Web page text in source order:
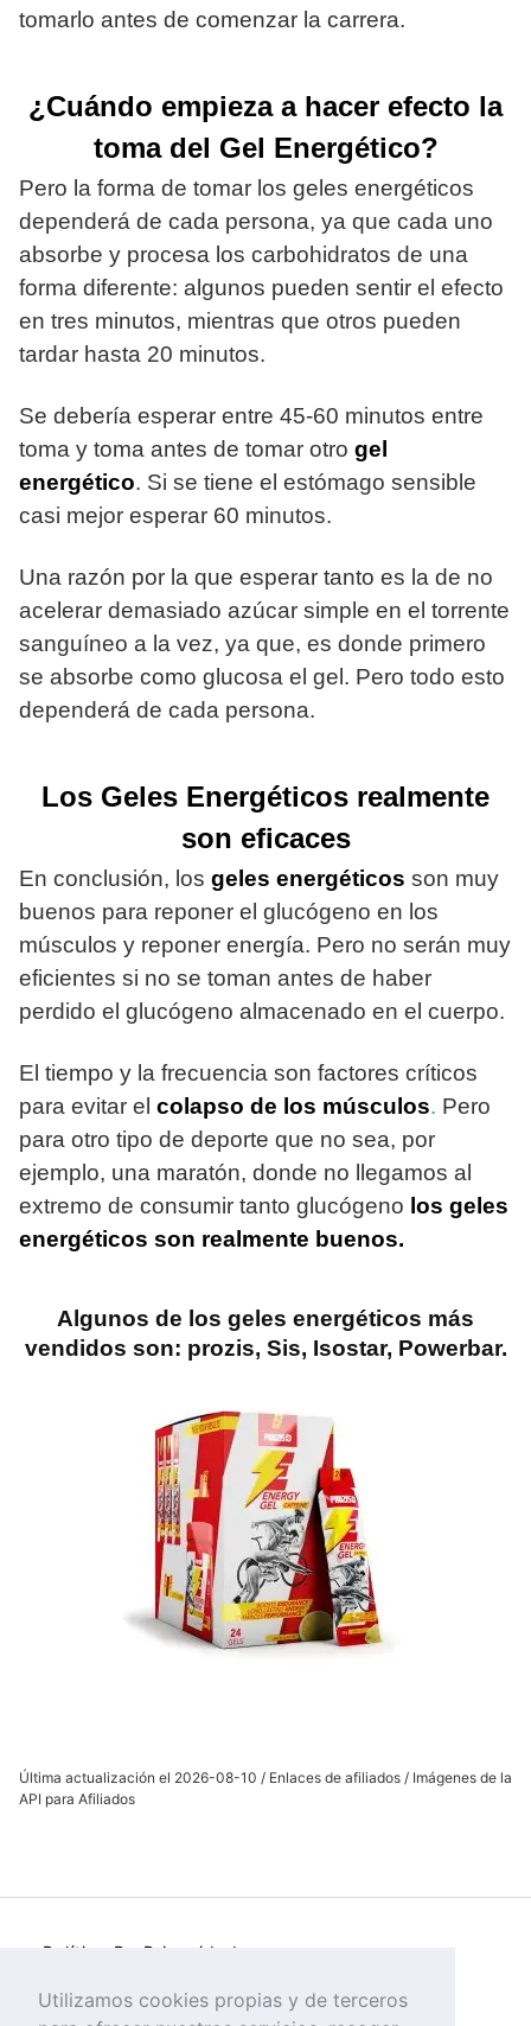
tomarlo antes de comenzar la carrera.
¿Cuándo empieza a hacer efecto la
toma del Gel Energético?
Pero la forma de tomar los geles energéticos
dependerá de cada persona, ya que cada uno
absorbe y procesa los carbohidratos de una
forma diferente: algunos pueden sentir el efecto
en tres minutos, mientras que otros pueden
tardar hasta 20 minutos.
Se debería esperar entre 45-60 minutos entre
toma y toma antes de tomar otro gel
energético. Si se tiene el estómago sensible
casi mejor esperar 60 minutos.
Una razón por la que esperar tanto es la de no
acelerar demasiado azúcar simple en el torrente
sanguíneo a la vez, ya que, es donde primero
se absorbe como glucosa el gel. Pero todo esto
dependerá de cada persona.
Los Geles Energéticos realmente
son eficaces
En conclusión, los geles energéticos son muy
buenos para reponer el glucógeno en los
músculos y reponer energía. Pero no serán muy
eficientes si no se toman antes de haber
perdido el glucógeno almacenado en el cuerpo.
El tiempo y la frecuencia son factores críticos
para evitar el colapso de los músculos. Pero
para otro tipo de deporte que no sea, por
ejemplo, una maratón, donde no llegamos al
extremo de consumir tanto glucógeno los geles
energéticos son realmente buenos.
Algunos de los geles energéticos más
vendidos son: prozis, Sis, Isostar, Powerbar.
Última actualización el 2026-08-10 / Enlaces de afiliados / Imágenes de la
API para Afiliados
Política De Privacidad
Política de Cookies
Utilizamos cookies propias y de terceros